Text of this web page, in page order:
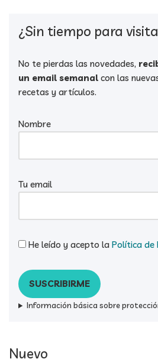
¿Sin tiempo para
No te pierdas las novedades,
un email semanal con las
recetas y artículos.
Nombre
Tu email
He leído y acepto la Política de
Información básica sobre
Nuevo